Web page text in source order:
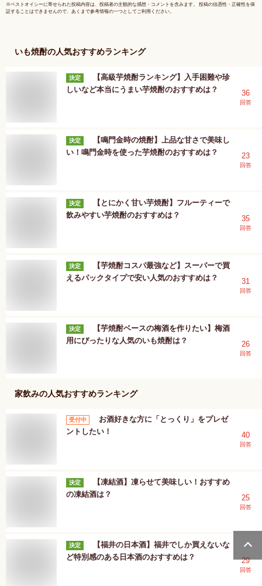
※ベストオイシーに寄せられた投稿内容は、投稿者の主観的な感想・コメントを含みます。 投稿の信憑性・正確性を保
証することはできませんので、あくまで参考情報の一つとしてご利用ください。
いも焼酎の人気おすすめランキング
決定
【高級芋焼酎ランキング】入手困難や珍
しいなど本当にうまい芋焼酎のおすすめは？
36
回答
決定
【鳴門金時の焼酎】上品な甘さで美味し
い！鳴門金時を使った芋焼酎のおすすめは？
23
回答
決定
【とにかく甘い芋焼酎】フルーティーで
飲みやすい芋焼酎のおすすめは？
35
回答
決定
【芋焼酎コスパ最強など】スーパーで買
えるパックタイプで安い人気のおすすめは？
31
回答
決定
【芋焼酎ベースの梅酒を作りたい】梅酒
用にぴったりな人気のいも焼酎は？
26
回答
家飲みの人気おすすめランキング
受付中
お酒好きな方に「とっくり」をプレゼ
ントしたい！
40
回答
決定
【凍結酒】凍らせて美味しい！おすすめ
の凍結酒は？
25
回答
決定
【福井の日本酒】福井でしか買えないな
ど特別感のある日本酒のおすすめは？
29
回答